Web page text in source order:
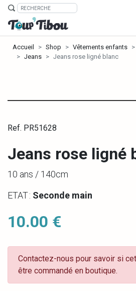
Accueil Shop Vêtements enfants
Jeans
Jeans rose ligné blanc
Ref. PR51628
Jeans rose ligné
10 ans / 140cm
ETAT : Seconde main
10.00 €
Contactez-nous pour savoir si
être commandé en boutique.